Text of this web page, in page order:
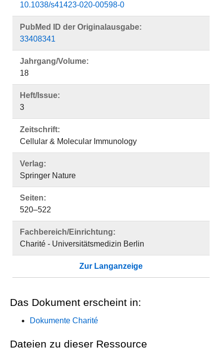
10.1038/s41423-020-00598-0
PubMed ID der Originalausgabe:
33408341
Jahrgang/Volume:
18
Heft/Issue:
3
Zeitschrift:
Cellular & Molecular Immunology
Verlag:
Springer Nature
Seiten:
520–522
Fachbereich/Einrichtung:
Charité - Universitätsmedizin Berlin
Zur Langanzeige
Das Dokument erscheint in:
Dokumente Charité
Dateien zu dieser Ressource